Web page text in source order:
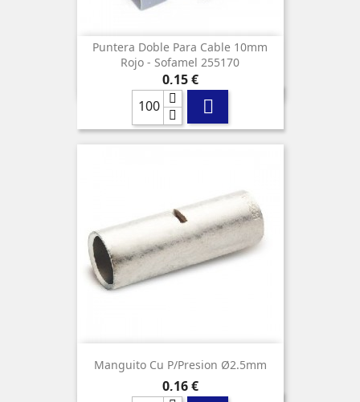
Puntera Doble Para Cable 10mm
Rojo - Sofamel 255170
Precio
0,15 €

Manguito Cu P/presion Ø2.5mm
Precio
0,16 €